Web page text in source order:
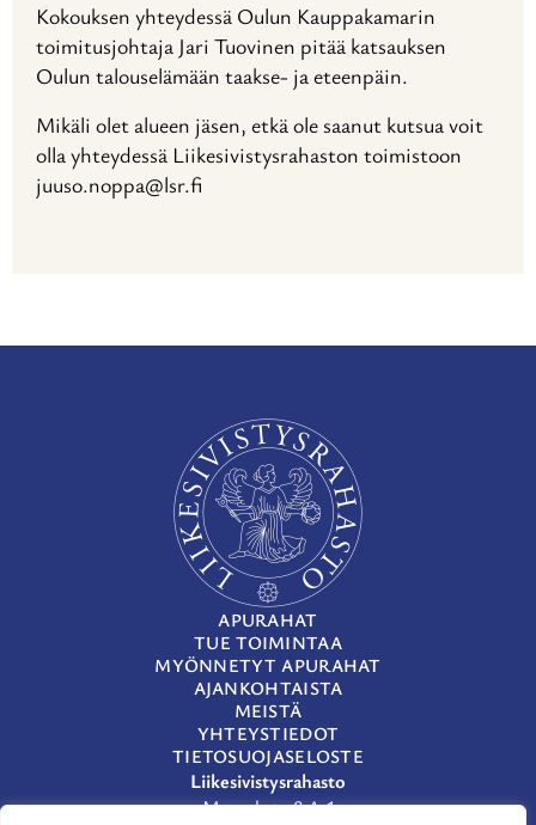
Kokouksen yhteydessä Oulun Kauppakamarin
toimitusjohtaja Jari Tuovinen pitää katsauksen
Oulun talouselämään taakse- ja eteenpäin.
Mikäli olet alueen jäsen, etkä ole saanut kutsua voit
olla yhteydessä Liikesivistysrahaston toimistoon
juuso.noppa@lsr.fi
APURAHAT
TUE TOIMINTAA
MYÖNNETYT APURAHAT
AJANKOHTAISTA
MEISTÄ
YHTEYSTIEDOT
TIETOSUOJASELOSTE
Liikesivistysrahasto
Museokatu 8 A 1